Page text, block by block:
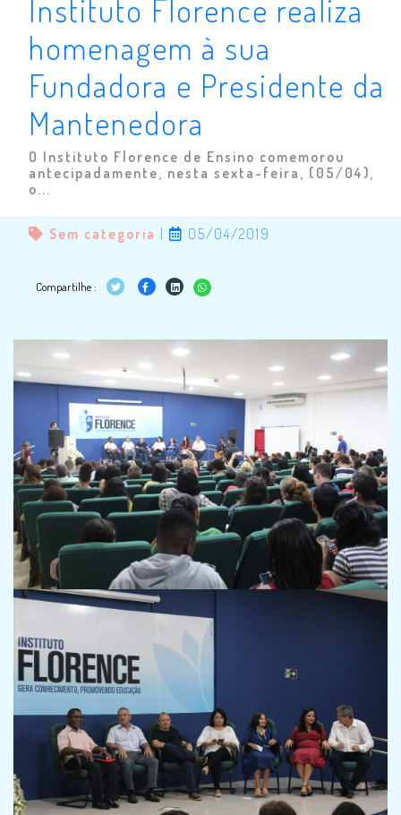
Instituto Florence realiza
homenagem à sua
Fundadora e Presidente da
Mantenedora
O Instituto Florence de Ensino comemorou
antecipadamente, nesta sexta-feira, (05/04),
o...
Sem categoria 05/04/2019
Compartilhe :